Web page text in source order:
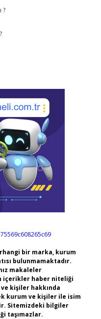
?
bir marka, kurum
bulunmamaktadır.
makaleler
içerikler haber niteliği
kişiler hakkında
kurum ve kişiler ile isim
Sitemizdeki bilgiler
taşımazlar.